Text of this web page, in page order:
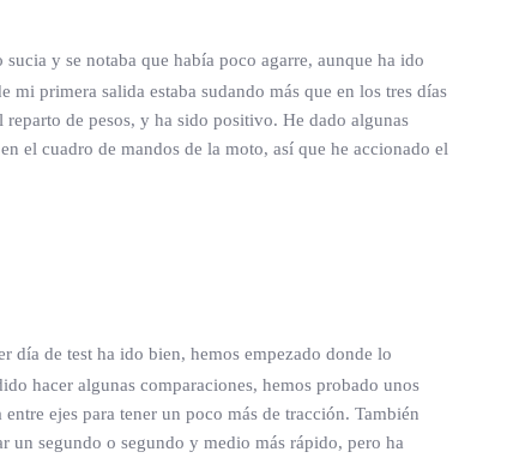
y se notaba que había poco agarre, aunque ha ido
mi primera salida estaba sudando más que en los tres días
de pesos, y ha sido positivo. He dado algunas
el cuadro de mandos de la moto, así que he accionado el
día de test ha ido bien, hemos empezado donde lo
hacer algunas comparaciones, hemos probado unos
ejes para tener un poco más de tracción. También
un segundo o segundo y medio más rápido, pero ha